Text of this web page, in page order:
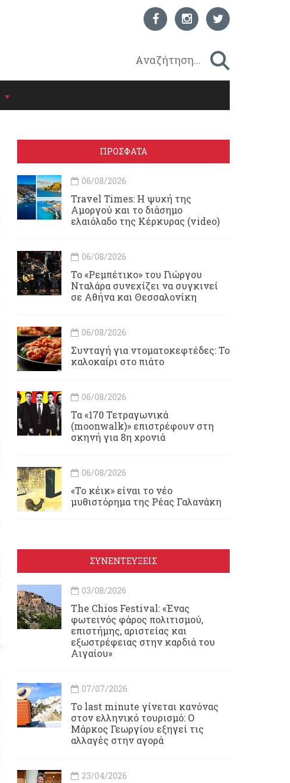
ΠΡΟΣΦΑΤΑ
06/08/2026
Travel Times: H ψυχή της
Αμοργού και το διάσημο
ελαιόλαδο της Κέρκυρας (video)
06/08/2026
Το «Ρεμπέτικο» του Γιώργου
Νταλάρα συνεχίζει να συγκινεί
σε Αθήνα και Θεσσαλονίκη
06/08/2026
Συνταγή για ντοματοκεφτέδες: Το
καλοκαίρι στο πιάτο
06/08/2026
Τα «170 Τετραγωνικά
(moonwalk)» επιστρέφουν στη
σκηνή για 8η χρονιά
06/08/2026
«Το κέικ» είναι το νέο
μυθιστόρημα της Ρέας Γαλανάκη
ΣΥΝΕΝΤΕΥΞΕΙΣ
03/08/2026
Τhe Chios Festival: «Ένας
φωτεινός φάρος πολιτισμού,
επιστήμης, αριστείας και
εξωστρέφειας στην καρδιά του
Αιγαίου»
07/07/2026
Το last minute γίνεται κανόνας
στον ελληνικό τουρισμό: Ο
Μάρκος Γεωργίου εξηγεί τις
αλλαγές στην αγορά
23/04/2026